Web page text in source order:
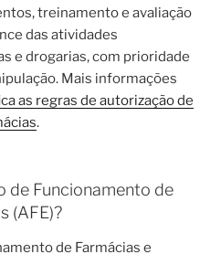
treinamento e avaliação
das atividades
e drogarias, com prioridade
Mais informações
as regras de autorização de
.
de Funcionamento de
(AFE)?
de Farmácias e